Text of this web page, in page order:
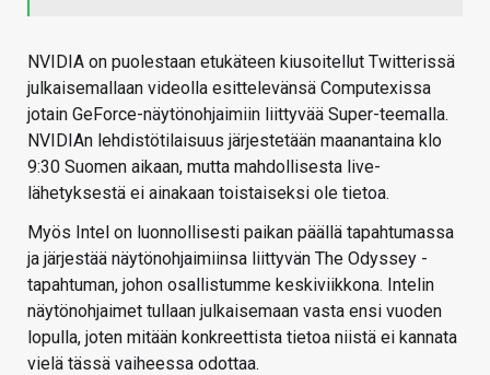
NVIDIA on puolestaan etukäteen kiusoitellut Twitterissä
julkaisemallaan videolla esittelevänsä Computexissa
jotain GeForce-näytönohjaimiin liittyvää Super-teemalla.
NVIDIAn lehdistötilaisuus järjestetään maanantaina klo
9:30 Suomen aikaan, mutta mahdollisesta live-
lähetyksestä ei ainakaan toistaiseksi ole tietoa.
Myös Intel on luonnollisesti paikan päällä tapahtumassa
ja järjestää näytönohjaimiinsa liittyvän The Odyssey -
tapahtuman, johon osallistumme keskiviikkona. Intelin
näytönohjaimet tullaan julkaisemaan vasta ensi vuoden
lopulla, joten mitään konkreettista tietoa niistä ei kannata
vielä tässä vaiheessa odottaa.